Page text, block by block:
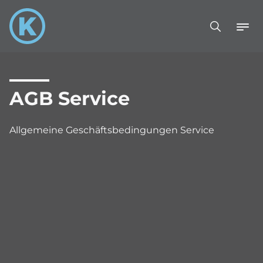
AGB Service
Allgemeine Geschäftsbedingungen Service